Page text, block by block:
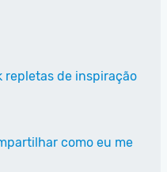
repletas de inspiração
como eu me